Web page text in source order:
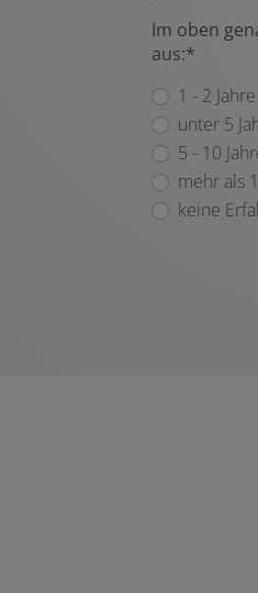
Im oben
aus:*
1 - 2 Jahre
unter 5
5 - 10
mehr als
keine